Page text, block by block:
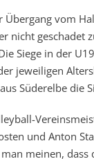
vom
nicht geschadet
Siege in der
jeweiligen
Süderelbe die
und Anton
meinen,